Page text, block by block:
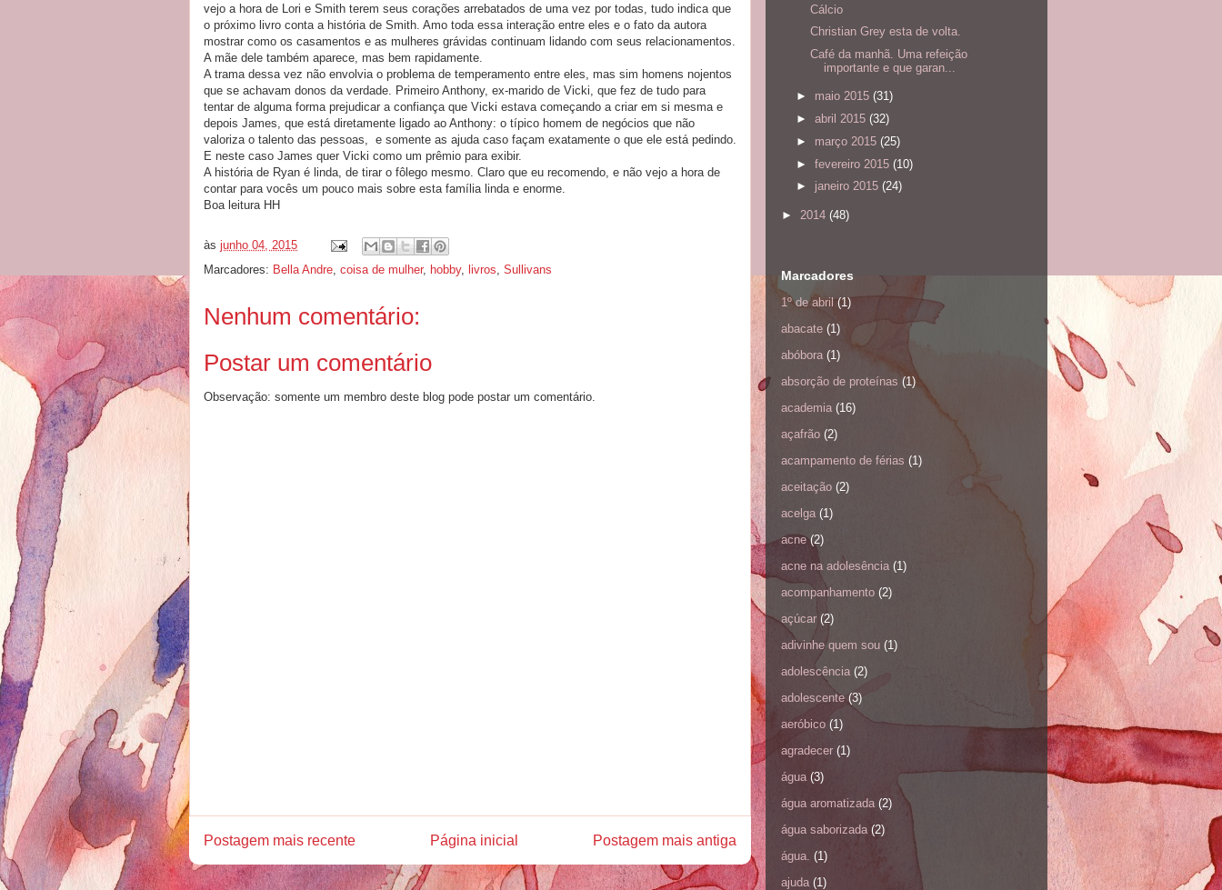
vejo a hora de Lori e Smith terem seus corações arrebatados de uma vez por todas, tudo indica que
o próximo livro conta a história de Smith. Amo toda essa interação entre eles e o fato da autora
mostrar como os casamentos e as mulheres grávidas continuam lidando com seus relacionamentos.
A mãe dele também aparece, mas bem rapidamente.
A trama dessa vez não envolvia o problema de temperamento entre eles, mas sim homens nojentos
que se achavam donos da verdade. Primeiro Anthony, ex-marido de Vicki, que fez de tudo para
tentar de alguma forma prejudicar a confiança que Vicki estava começando a criar em si mesma e
depois James, que está diretamente ligado ao Anthony: o típico homem de negócios que não
valoriza o talento das pessoas, e somente as ajuda caso façam exatamente o que ele está pedindo.
E neste caso James quer Vicki como um prêmio para exibir.
A história de Ryan é linda, de tirar o fôlego mesmo. Claro que eu recomendo, e não vejo a hora de
contar para vocês um pouco mais sobre esta família linda e enorme.
Boa leitura HH
às junho 04, 2015
Marcadores: Bella Andre, coisa de mulher, hobby, livros, Sullivans
Nenhum comentário:
Postar um comentário
Observação: somente um membro deste blog pode postar um comentário.
Postagem mais recente Postagem mais antiga
Página inicial
Cálcio
Christian Grey esta de volta.
Café da manhã. Uma refeição
importante e que garan...
► maio 2015 (31)
► abril 2015 (32)
► março 2015 (25)
► fevereiro 2015 (10)
► janeiro 2015 (24)
► 2014 (48)
Marcadores
1º de abril (1)
abacate (1)
abóbora (1)
absorção de proteínas (1)
academia (16)
açafrão (2)
acampamento de férias (1)
aceitação (2)
acelga (1)
acne (2)
acne na adolesência (1)
acompanhamento (2)
açúcar (2)
adivinhe quem sou (1)
adolescência (2)
adolescente (3)
aeróbico (1)
agradecer (1)
água (3)
água aromatizada (2)
água saborizada (2)
água. (1)
ajuda (1)